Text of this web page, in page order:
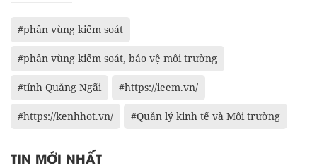
#phân vùng kiểm soát
#phân vùng kiểm soát, bảo vệ môi trường
#tỉnh Quảng Ngãi #https://ieem.vn/
#https://kenhhot.vn/ #Quản lý kinh tế và Môi trường
TIN MỚI NHẤT